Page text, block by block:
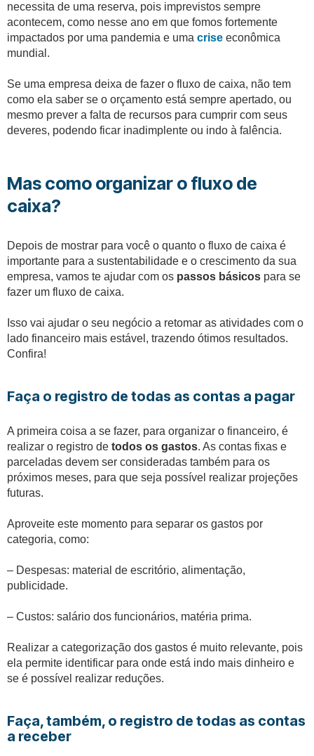
necessita de uma reserva, pois imprevistos sempre
acontecem, como nesse ano em que fomos fortemente
impactados por uma pandemia e uma crise econômica
mundial.
Se uma empresa deixa de fazer o fluxo de caixa, não tem
como ela saber se o orçamento está sempre apertado, ou
mesmo prever a falta de recursos para cumprir com seus
deveres, podendo ficar inadimplente ou indo à falência.
Mas como organizar o fluxo de
caixa?
Depois de mostrar para você o quanto o fluxo de caixa é
importante para a sustentabilidade e o crescimento da sua
empresa, vamos te ajudar com os passos básicos para se
fazer um fluxo de caixa.
Isso vai ajudar o seu negócio a retomar as atividades com o
lado financeiro mais estável, trazendo ótimos resultados.
Confira!
Faça o registro de todas as contas a pagar
A primeira coisa a se fazer, para organizar o financeiro, é
realizar o registro de todos os gastos. As contas fixas e
parceladas devem ser consideradas também para os
próximos meses, para que seja possível realizar projeções
futuras.
Aproveite este momento para separar os gastos por
categoria, como:
– Despesas: material de escritório, alimentação,
publicidade.
– Custos: salário dos funcionários, matéria prima.
Realizar a categorização dos gastos é muito relevante, pois
ela permite identificar para onde está indo mais dinheiro e
se é possível realizar reduções.
Faça, também, o registro de todas as contas
a receber